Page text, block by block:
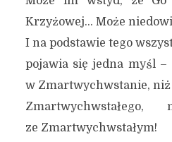
Krzyżowej… Może
I na podstawie tego
pojawia się jedna myśl –
w Zmartwychwstanie, niż
ze Zmartwychwstałym!